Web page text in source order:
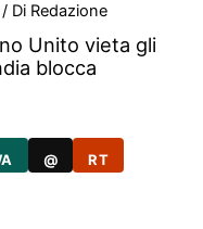
/ Di Redazione
Unito vieta gli
blocca
@ RT